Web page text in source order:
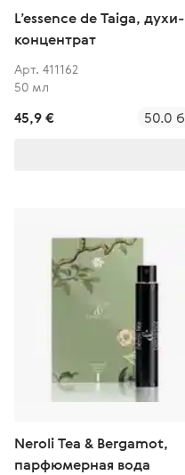
L’essence de Taiga, духи-
концентрат
Арт. 411162
50 мл
45,9 € 50.0 б
Neroli Tea & Bergamot,
парфюмерная вода